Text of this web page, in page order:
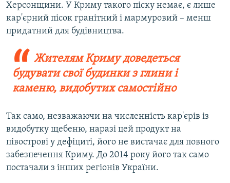
Херсонщини. У Криму такого піску немає, є лише
кар'єрний пісок гранітний і мармуровий – менш
придатний для будівництва.
Жителям Криму доведеться
будувати свої будинки з глини і
каменю, видобутих самостійно
Так само, незважаючи на численність кар'єрів із
видобутку щебеню, наразі цей продукт на
півострові у дефіциті, його не вистачає для повного
забезпечення Криму. До 2014 року його так само
постачали з інших регіонів України.